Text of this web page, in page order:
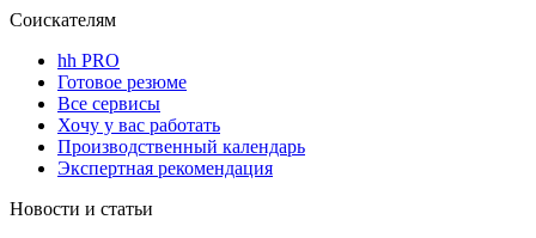
Соискателям
hh PRO
Готовое резюме
Все сервисы
Хочу у вас работать
Производственный календарь
Экспертная рекомендация
Новости и статьи